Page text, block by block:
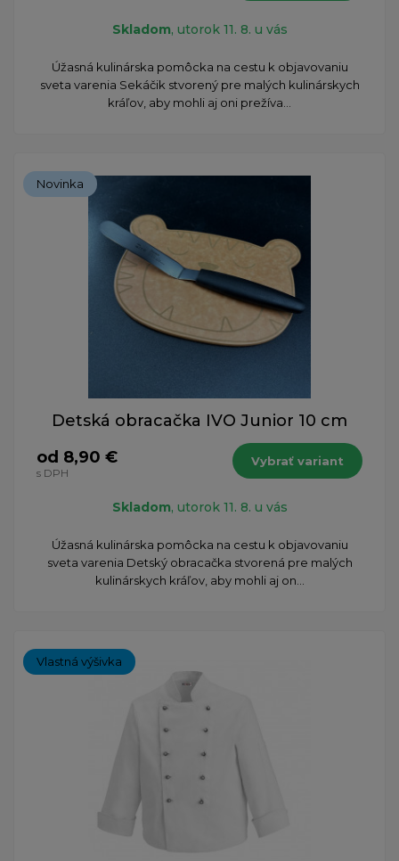
Skladom, utorok 11. 8. u vás
Úžasná kulinárska pomôcka na cestu k objavovaniu
sveta varenia Sekáčik stvorený pre malých kulinárskych
kráľov, aby mohli aj oni prežíva...
Novinka
Detská obracačka IVO Junior 10 cm
od 8,90 €
s DPH
Vybrať variant
Skladom, utorok 11. 8. u vás
Úžasná kulinárska pomôcka na cestu k objavovaniu
sveta varenia Detský obracačka stvorená pre malých
kulinárskych kráľov, aby mohli aj on...
Vlastná výšivka